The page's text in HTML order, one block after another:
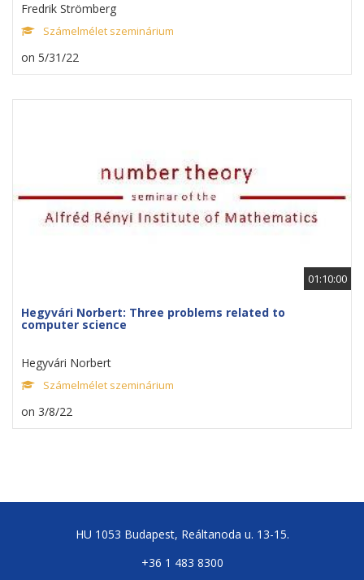
Fredrik Strömberg
Számelmélet szeminárium
on 5/31/22
01:10:00
Hegyvári Norbert: Three problems related to
computer science
Hegyvári Norbert
Számelmélet szeminárium
on 3/8/22
HU 1053 Budapest, Reáltanoda u. 13-15.
+36 1 483 8300